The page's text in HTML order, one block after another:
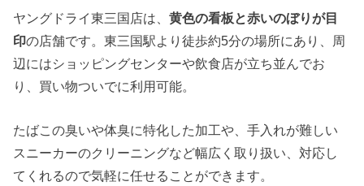
ヤングドライ東三国店は、黄色の看板と赤いのぼりが目
印の店舗です。東三国駅より徒歩約5分の場所にあり、周
辺にはショッピングセンターや飲食店が立ち並んでお
り、買い物ついでに利用可能。
たばこの臭いや体臭に特化した加工や、手入れが難しい
スニーカーのクリーニングなど幅広く取り扱い、対応し
てくれるので気軽に任せることができます。